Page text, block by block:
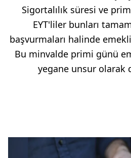
Sigortalılık süresi ve
EYT'liler bunları
başvurmaları halinde
Bu minvalde primi günü
yegane unsur olarak